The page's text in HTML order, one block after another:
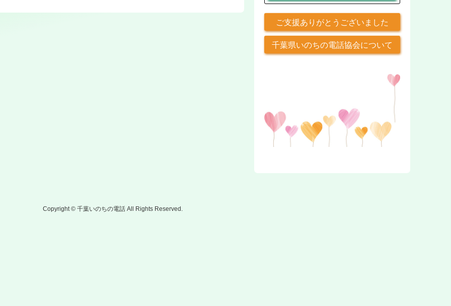
ご支援ありがとうございました
千葉県いのちの電話協会について
Copyright © 千葉いのちの電話 All Rights Reserved.